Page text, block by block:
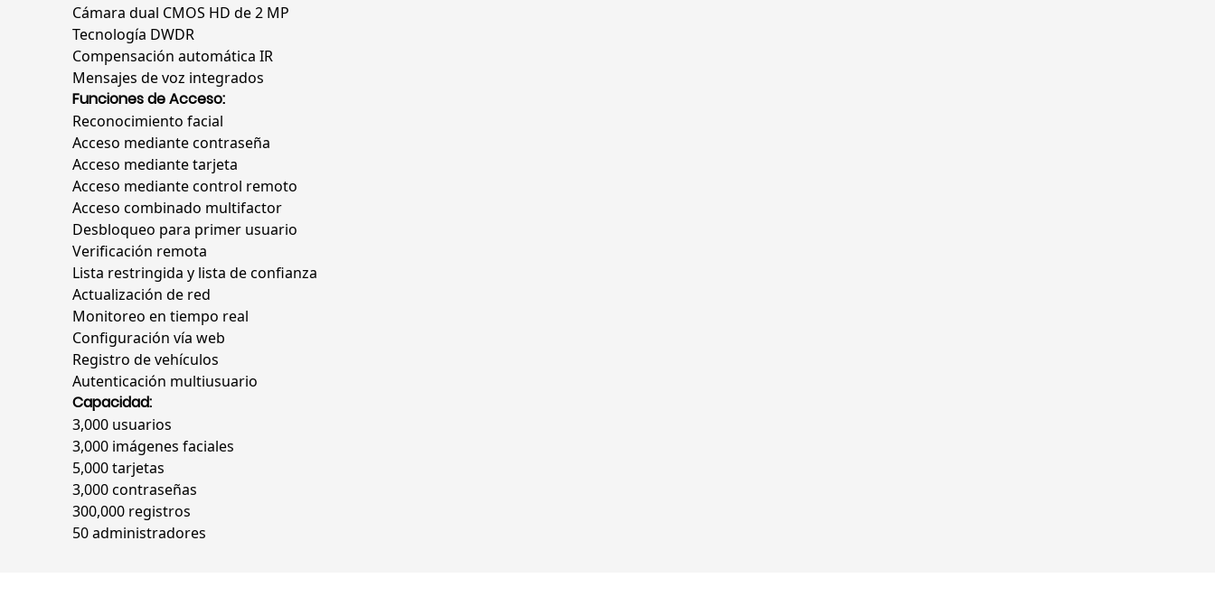
Cámara dual CMOS HD de 2 MP
Tecnología DWDR
Compensación automática IR
Mensajes de voz integrados
Funciones de Acceso:
Reconocimiento facial
Acceso mediante contraseña
Acceso mediante tarjeta
Acceso mediante control remoto
Acceso combinado multifactor
Desbloqueo para primer usuario
Verificación remota
Lista restringida y lista de confianza
Actualización de red
Monitoreo en tiempo real
Configuración vía web
Registro de vehículos
Autenticación multiusuario
Capacidad:
3,000 usuarios
3,000 imágenes faciales
5,000 tarjetas
3,000 contraseñas
300,000 registros
50 administradores